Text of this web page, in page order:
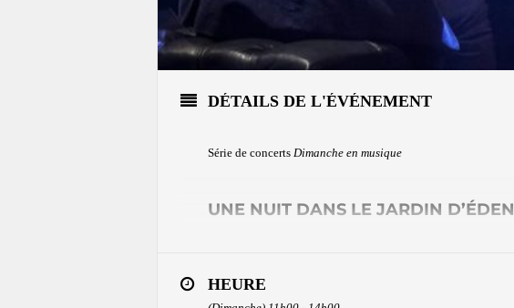
DÉTAILS DE L'ÉVÉNEMENT
Série de concerts Dimanche en musique
UNE NUIT DANS LE JARDIN D’ÉDEN
Guillaume Martineau – piano
Gabriel Paquin-Buki – clarinette
HEURE